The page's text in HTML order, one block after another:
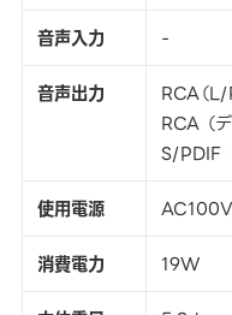
音声入力
-
音声出力
RCA（
RCA （
S/PDIF
使用電源
消費電力
19W